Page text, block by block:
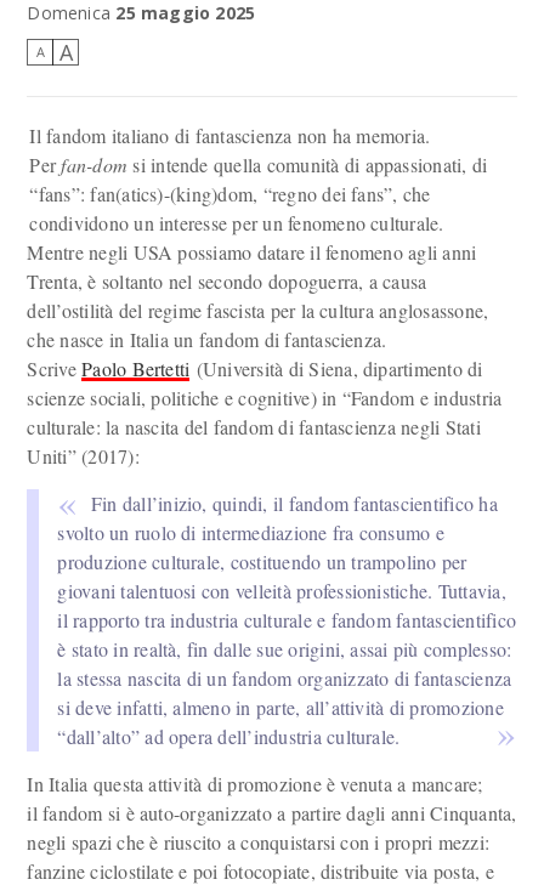
Domenica 25 maggio 2025
A A
Il fandom italiano di fantascienza non ha memoria.
Perfan-dom si intende quella comunità di appassionati, di
“fans”: fan(atics)-(king)dom, “regno dei fans”, che
condividono un interesse per un fenomeno culturale.
Mentre negli USA possiamo datare il fenomeno agli anni
Trenta, è soltanto nel secondo dopoguerra, a causa
dell’ostilità del regime fascista per la cultura anglosassone,
che nasce in Italia un fandom di fantascienza.
ScrivePaolo Bertetti (Università di Siena, dipartimento di
scienze sociali, politiche e cognitive) in “Fandom e industria
culturale: la nascita del fandom di fantascienza negli Stati
Uniti” (2017):
Fin dall’inizio, quindi, il fandom fantascientifico ha
svolto un ruolo di intermediazione fra consumo e
produzione culturale, costituendo un trampolino per
giovani talentuosi con velleità professionistiche. Tuttavia,
il rapporto tra industria culturale e fandom fantascientifico
è stato in realtà, fin dalle sue origini, assai più complesso:
la stessa nascita di un fandom organizzato di fantascienza
si deve infatti, almeno in parte, all’attività di promozione
“dall’alto” ad opera dell’industria culturale.
In Italia questa attività di promozione è venuta a mancare;
il fandom si è auto-organizzato a partire dagli anni Cinquanta,
negli spazi che è riuscito a conquistarsi con i propri mezzi:
fanzine ciclostilate e poi fotocopiate, distribuite via posta, e